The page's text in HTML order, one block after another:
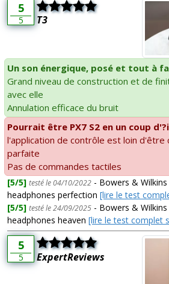
5
5 T3
Un son énergique, posé et tout à
Grand niveau de construction et de
avec elle
Annulation efficace du bruit
Pourrait être PX7 S2 en un coup
l'application de contrôle est loin d'être
parfaite
Pas de commandes tactiles
[5/5] testé le 04/10/2022 - Bowers & Wilkins
headphones perfection [lire le test
[5/5] testé le 24/09/2025 - Bowers & Wilkins
headphones heaven [lire le test complet
5
5 ExpertReviews